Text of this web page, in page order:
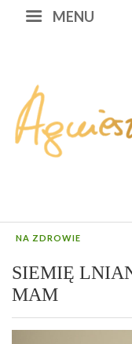
MENU
NA ZDROWIE
SIEMIĘ
MAM